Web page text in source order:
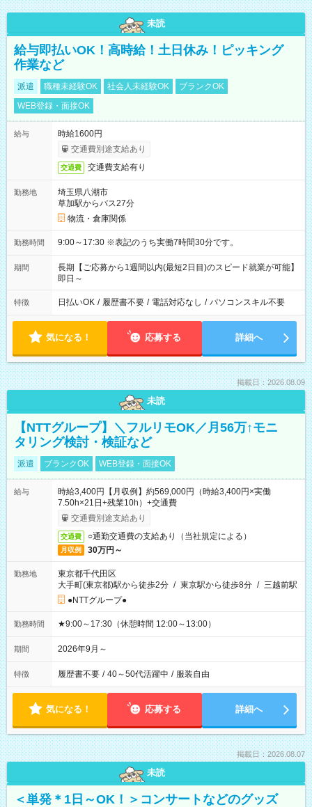
未読
給与即払いOK！高時給！土日休み！ピッキング
作業など
派遣 職種未経験OK 社会人未経験OK
ブランクOK
WEB登録・面接OK
給与
時給1600円
交通費別途支給あり
交通費 交通費支給有り
勤務地
埼玉県八潮市
草加駅からバス27分
物流・倉庫関係
勤務時間 9:00～17:30 ※表記のうち実働7時間30分です。
期間
長期【ご応募から1週間以内(最短2日目)のスピード就業が可能】
即日～
特徴 日払いOK / 履歴書不要 / 電話対応なし / パソコンスキル不要
気になる！ 応募する 詳細へ
掲載日：2026.08.09
未読
【NTTグループ】＼フルリモOK／月56万↑モニ
タリング検討・検証など
派遣 ブランクOK WEB登録・面接OK
給与
時給3,400円【月収例】約569,000円（時給3,400円×実働
7.50h×21日+残業10h）+交通費
交通費別途支給あり
交通費 ○通勤交通費の支給あり（当社規定による）
月収例 30万円～
勤務地
東京都千代田区
大手町(東京都)駅から徒歩2分 / 東京駅から徒歩8分 / 三越前駅
●NTTグループ●
勤務時間 ★9:00～17:30（休憩時間 12:00～13:00）
期間 2026年9月～
特徴 履歴書不要 / 40～50代活躍中 / 服装自由
気になる！ 応募する 詳細へ
掲載日：2026.08.07
未読
＜単発＊1日～OK！＞コンサートなどのグッズ